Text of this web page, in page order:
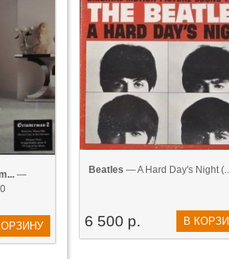
—
Beatles — A Hard Day's Night
6 500 р. В